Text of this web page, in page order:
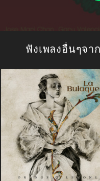
ฟังเพลงอื่นๆจา